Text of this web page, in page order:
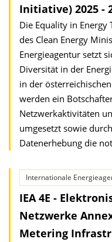
Initiative) 2025 -
Die Equality in
des Clean Energy
Energieagentur setzt
Diversität in der
in der
werden ein
Netzwerkaktivitäten
umgesetzt sowie
Datenerhebung die
Internationale
IEA 4E -
Netzwerke
Metering